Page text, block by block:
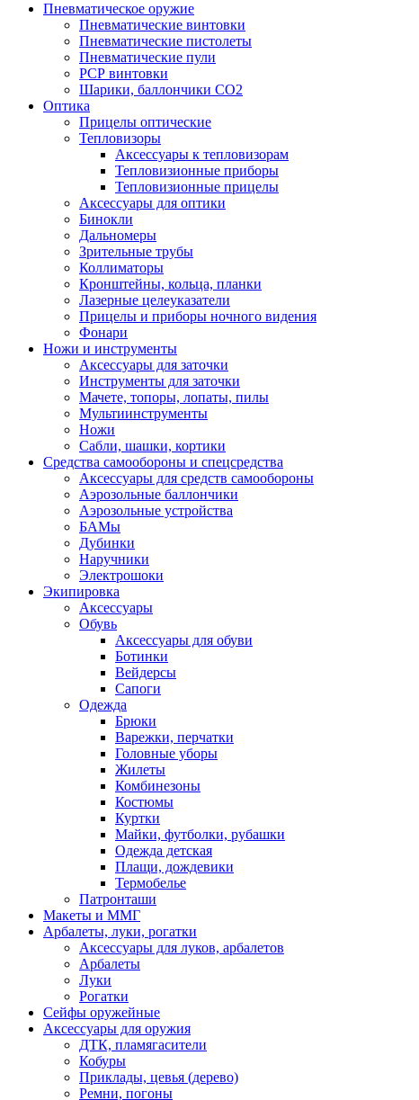
Пневматическое оружие
Пневматические винтовки
Пневматические пистолеты
Пневматические пули
РСР винтовки
Шарики, баллончики СО2
Оптика
Прицелы оптические
Тепловизоры
Аксессуары к тепловизорам
Тепловизионные приборы
Тепловизионные прицелы
Аксессуары для оптики
Бинокли
Дальномеры
Зрительные трубы
Коллиматоры
Кронштейны, кольца, планки
Лазерные целеуказатели
Прицелы и приборы ночного видения
Фонари
Ножи и инструменты
Аксессуары для заточки
Инструменты для заточки
Мачете, топоры, лопаты, пилы
Мультиинструменты
Ножи
Сабли, шашки, кортики
Средства самообороны и спецсредства
Аксессуары для средств самообороны
Аэрозольные баллончики
Аэрозольные устройства
БАМы
Дубинки
Наручники
Электрошоки
Экипировка
Аксессуары
Обувь
Аксессуары для обуви
Ботинки
Вейдерсы
Сапоги
Одежда
Брюки
Варежки, перчатки
Головные уборы
Жилеты
Комбинезоны
Костюмы
Куртки
Майки, футболки, рубашки
Одежда детская
Плащи, дождевики
Термобелье
Патронташи
Макеты и ММГ
Арбалеты, луки, рогатки
Аксессуары для луков, арбалетов
Арбалеты
Луки
Рогатки
Сейфы оружейные
Аксессуары для оружия
ДТК, пламягасители
Кобуры
Приклады, цевья (дерево)
Ремни, погоны